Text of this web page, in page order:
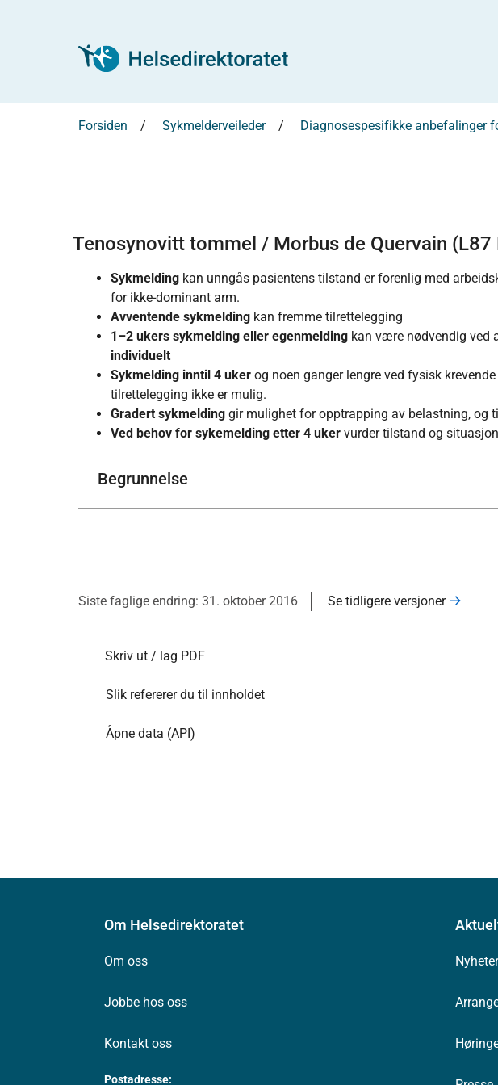
Forsiden Sykmelderveileder Diagnosespesifikke anbefalinger
Tenosynovitt tommel / Morbus de Quervain
Sykmelding kan unngås pasientens tilstand er forenlig med
for ikke-dominant arm.
Avventende sykmelding kan fremme tilrettelegging
1–2 ukers sykmelding eller egenmelding kan være nødvendig ved
individuelt
Sykmelding inntil 4 uker og noen ganger lengre ved fysisk
tilrettelegging ikke er mulig.
Gradert sykmelding gir mulighet for opptrapping av belastning, og
Ved behov for sykemelding etter 4 uker vurder tilstand og situasjon
Begrunnelse
Siste faglige endring: 31. oktober 2016 Se tidligere versjoner
Skriv ut / lag PDF
Slik refererer du til innholdet
Åpne data (API)
Om Helsedirektoratet
Om oss
Jobbe hos oss
Kontakt oss
Postadresse:
Nyheter